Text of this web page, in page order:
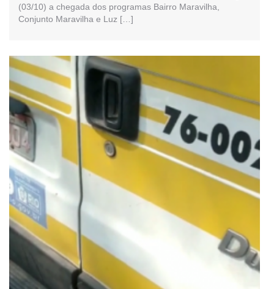
(03/10) a chegada dos programas Bairro Maravilha,
Conjunto Maravilha e Luz […]